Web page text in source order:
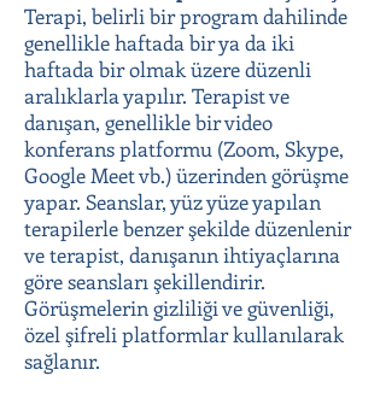
Terapi, belirli bir program dahilinde
genellikle haftada bir ya da iki
haftada bir olmak üzere düzenli
aralıklarla yapılır. Terapist ve
danışan, genellikle bir video
konferans platformu (Zoom, Skype,
Google Meet vb.) üzerinden görüşme
yapar. Seanslar, yüz yüze yapılan
terapilerle benzer şekilde düzenlenir
ve terapist, danışanın ihtiyaçlarına
göre seansları şekillendirir.
Görüşmelerin gizliliği ve güvenliği,
özel şifreli platformlar kullanılarak
sağlanır.